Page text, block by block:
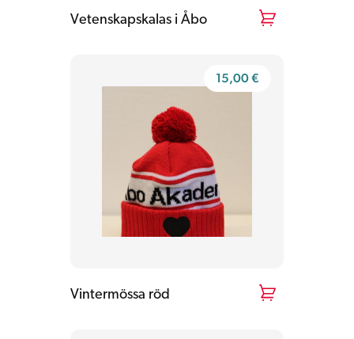
Vetenskapskalas i Åbo
15,00€
Vintermössa röd